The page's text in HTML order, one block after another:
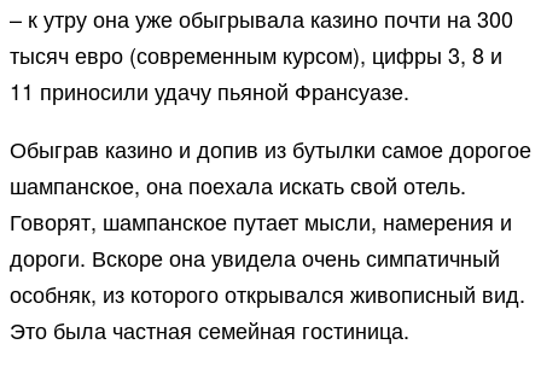
– к утру она уже обыгрывала казино почти на 300
тысяч евро (современным курсом), цифры 3, 8 и
11 приносили удачу пьяной Франсуазе.
Обыграв казино и допив из бутылки самое дорогое
шампанское, она поехала искать свой отель.
Говорят, шампанское путает мысли, намерения и
дороги. Вскоре она увидела очень симпатичный
особняк, из которого открывался живописный вид.
Это была частная семейная гостиница.